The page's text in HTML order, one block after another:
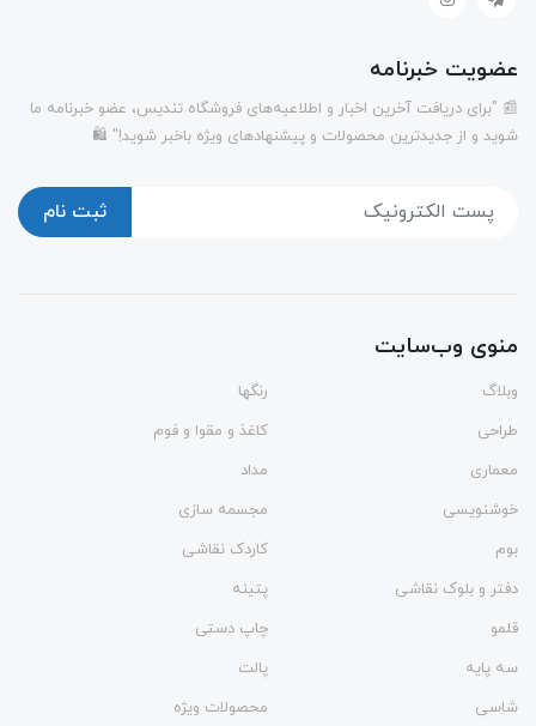
عضویت خبرنامه
📰 "برای دریافت آخرین اخبار و اطلاعیه‌های فروشگاه تندیس، عضو خبرنامه ما
شوید و از جدیدترین محصولات و پیشنهادهای ویژه باخبر شوید!" 🛍️
ثبت نام
منوی وب‌سایت
وبلاگ
رنگها
طراحی
کاغذ و مقوا و فوم
معماری
مداد
خوشنویسی
مجسمه سازی
بوم
کاردک نقاشی
دفتر و بلوک نقاشی
پتینه
قلمو
چاپ دستی
سه پایه
پالت
شاسی
محصولات ویژه